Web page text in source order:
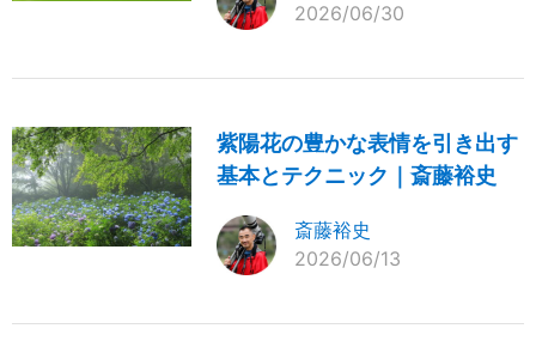
2026/06/30
紫陽花の豊かな表情を引き出す
基本とテクニック｜斎藤裕史
斎藤裕史
2026/06/13